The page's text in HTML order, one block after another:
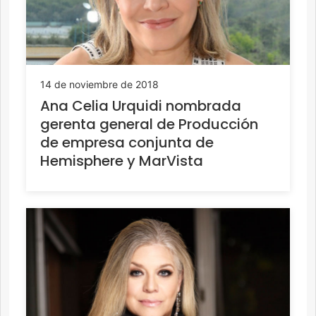
14 de noviembre de 2018
Ana Celia Urquidi nombrada
gerenta general de Producción
de empresa conjunta de
Hemisphere y MarVista